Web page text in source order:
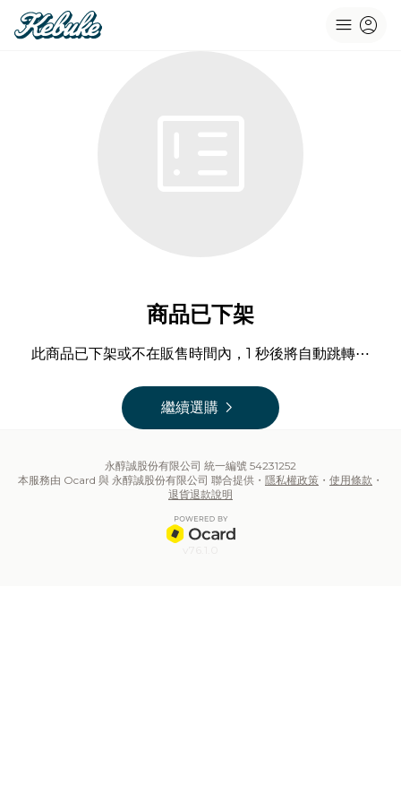
menu account_circle
商品已下架
此商品已下架或不在販售時間內，1 秒後將自動跳轉⋯
繼續選購 chevron_right
永醇誠股份有限公司 統一編號 54231252
本服務由 Ocard 與 永醇誠股份有限公司 聯合提供・ 隱私權政策 ・ 使用條款 ・
退貨退款說明